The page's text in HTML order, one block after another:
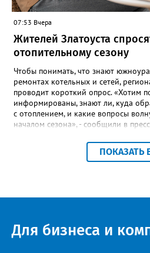
07:53 Вчера
Жителей Златоуста
отопительному сезону
Чтобы понимать, что знают
ремонтах котельных и сетей,
проводит короткий опрос. «Хотим
информированы, знают ли, куда
с отоплением, и какие вопросы
началом сезона», - сообщили в
6 вопросов. Южноуральцам,
опасениями, мучающими их
компании – в диапазоне от
действительно важны для людей», -
министерстве.
ПОКАЗАТЬ
Для бизнеса и